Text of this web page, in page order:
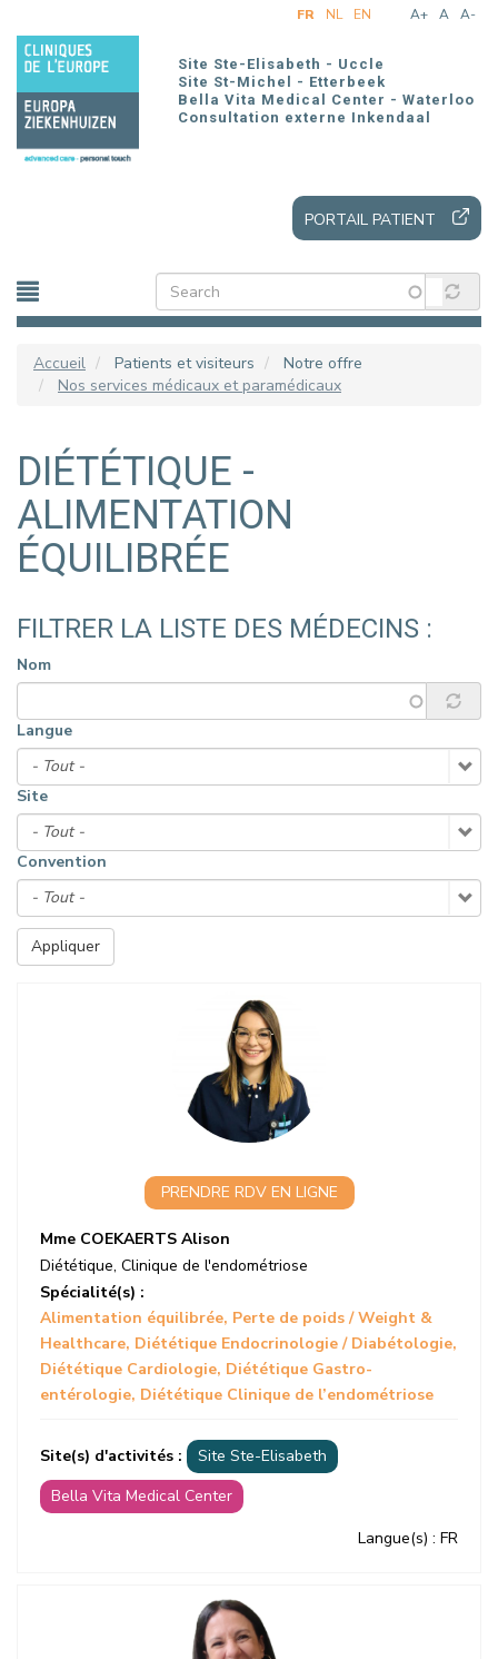
au
contenu
A+ A A-
FR NL EN
Site Ste-Elisabeth - Uccle
Site St-Michel - Etterbeek
Bella Vita Medical Center - Waterloo
Consultation externe Inkendaal
PORTAIL PATIENT
Accueil Patients et visiteurs
Notre offre
Nos services médicaux et paramédicaux
DIÉTÉTIQUE -
ALIMENTATION
ÉQUILIBRÉE
FILTRER LA LISTE DES MÉDECINS :
Nom
Langue
Site
Convention
Appliquer
PRENDRE RDV EN LIGNE
Mme COEKAERTS Alison
Diététique, Clinique de l'endométriose
Spécialité(s) :
Alimentation équilibrée Perte de poids / Weight &
Healthcare Diététique Endocrinologie / Diabétologie
Diététique Cardiologie Diététique Gastro-
entérologie Diététique Clinique de l’endométriose
Site(s) d'activités :
Site Ste-Elisabeth
Bella Vita Medical Center
Langue(s) : FR